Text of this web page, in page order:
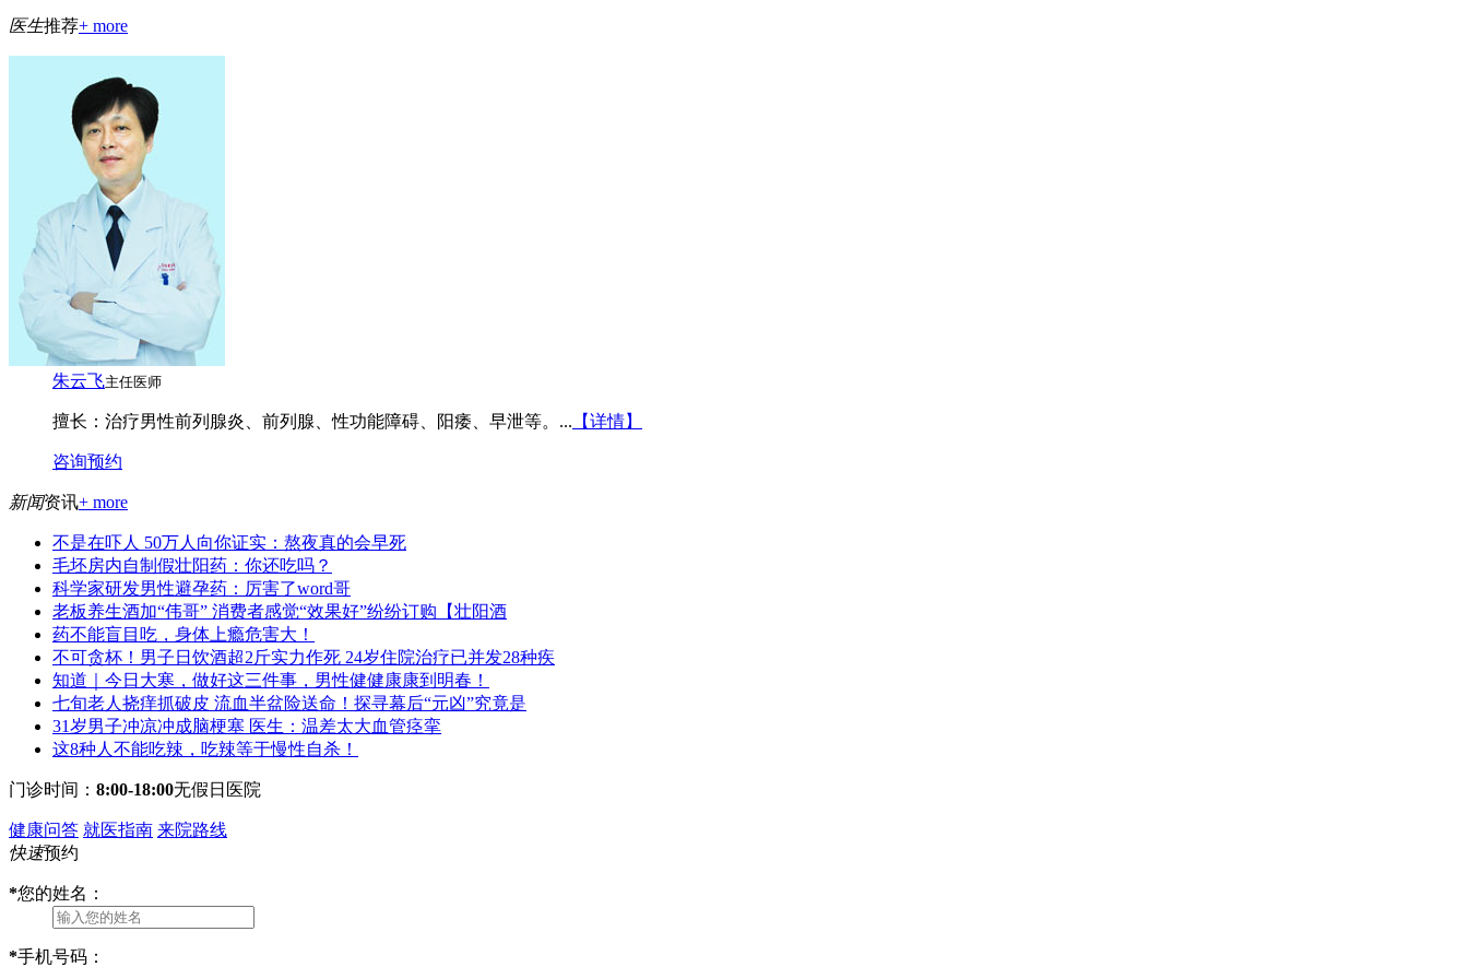
医生推荐+ more
朱云飞主任医师
擅长： 治疗男性前列腺炎、前列腺、性功能障碍、阳痿、早泄等。... 【详情】
咨询预约
新闻资讯+ more
不是在吓人 50万人向你证实：熬夜真的会早死
毛坯房内自制假壮阳药：你还吃吗？
科学家研发男性避孕药：厉害了word哥
老板养生酒加“伟哥” 消费者感觉“效果好”纷纷订购【壮阳酒
药不能盲目吃，身体上瘾危害大！
不可贪杯！男子日饮酒超2斤实力作死 24岁住院治疗已并发28种疾
知道｜今日大寒，做好这三件事，男性健健康康到明春！
七旬老人挠痒抓破皮 流血半盆险送命！探寻幕后“元凶”究竟是
31岁男子冲凉冲成脑梗塞 医生：温差太大血管痉挛
这8种人不能吃辣，吃辣等于慢性自杀！
门诊时间： 8:00-18:00无假日医院
健康问答 就医指南 来院路线
快速预约
*您的姓名：
*手机号码：